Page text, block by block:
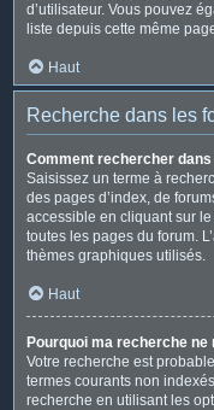
d’utilisateur. Vous pouvez
liste depuis cette même
Haut
Recherche dans les
Comment rechercher
Saisissez un terme à
des pages d’index, de
accessible en cliquant sur
toutes les pages du forum.
thèmes graphiques utilisés.
Haut
Pourquoi ma recherche
Votre recherche est
termes courants non
recherche en utilisant les